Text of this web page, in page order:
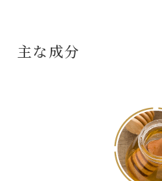
主な成分